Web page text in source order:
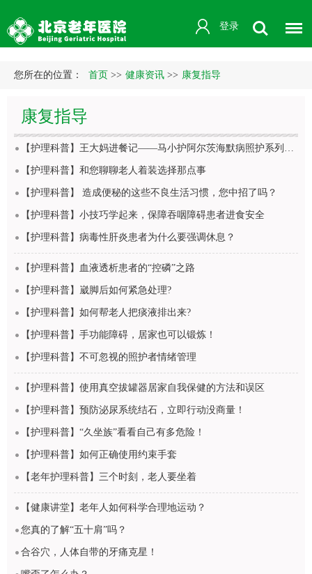
登录
您所在的位置： 首页 >> 健康资讯 >> 康复指导
康复指导
【护理科普】王大妈进餐记——马小护阿尔茨海默病照护系列之进食篇
【护理科普】和您聊聊老人着装选择那点事
【护理科普】 造成便秘的这些不良生活习惯，您中招了吗？
【护理科普】小技巧学起来，保障吞咽障碍患者进食安全
【护理科普】病毒性肝炎患者为什么要强调休息？
【护理科普】血液透析患者的“控磷”之路
【护理科普】崴脚后如何紧急处理?
【护理科普】如何帮老人把痰液排出来?
【护理科普】手功能障碍，居家也可以锻炼！
【护理科普】不可忽视的照护者情绪管理
【护理科普】使用真空拔罐器居家自我保健的方法和误区
【护理科普】预防泌尿系统结石，立即行动没商量！
【护理科普】“久坐族”看看自己有多危险！
【护理科普】如何正确使用约束手套
【老年护理科普】三个时刻，老人要坐着​
【健康讲堂】老年人如何科学合理地运动？
您真的了解“五十肩”吗？
合谷穴，人体自带的牙痛克星！